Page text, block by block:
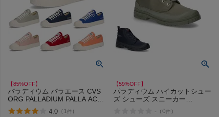
【85%OFF】
パラディウム パラエース CVS
ORG PALLADIUM PALLA ACE
アウトレット セール
4.0 （ 1件 ）
【59%OFF】
パラディウム ハイカットシュー
ズ シューズ スニーカー
339 410 アウトレット セール
- （0件 ）